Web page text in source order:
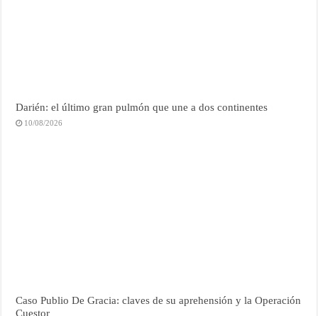
Darién: el último gran pulmón que une a dos continentes
10/08/2026
Caso Publio De Gracia: claves de su aprehensión y la Operación
Cuestor